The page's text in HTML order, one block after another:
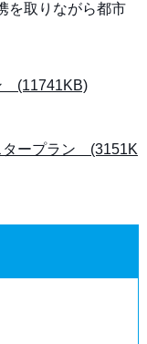
を取りながら都市
(11741KB)
タープラン (3151K